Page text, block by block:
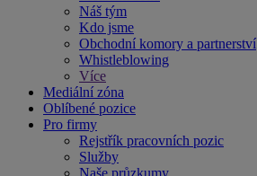
Náš tým
Kdo jsme
Obchodní komory a partnerství
Whistleblowing
Více
Mediální zóna
Oblíbené pozice
Pro firmy
Rejstřík pracovních pozic
Služby
Naše průzkumy